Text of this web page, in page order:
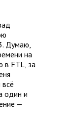
Думаю,
на
в FTL, за
один и
—